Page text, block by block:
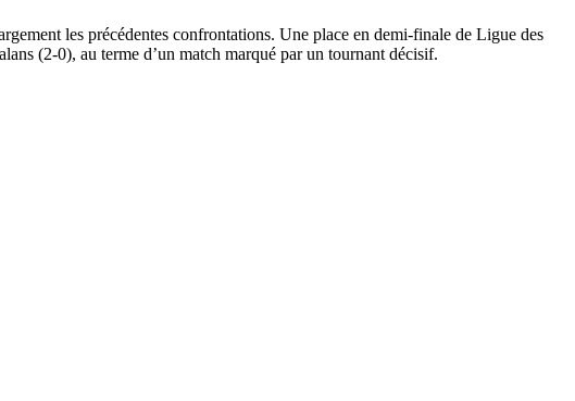
les précédentes confrontations. Une place en demi-finale de Ligue des
(2-0), au terme d’un match marqué par un tournant décisif.